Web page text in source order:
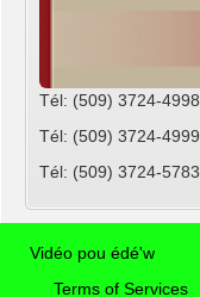
Tél: (509) 3724-4998
Tél: (509) 3724-4999
Tél: (509) 3724-5783
Vidéo pou édé'w
Terms of Services